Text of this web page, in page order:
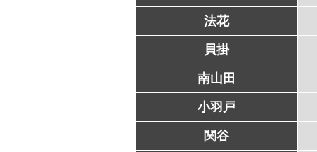
法花
貝掛
南山田
小羽戸
関谷